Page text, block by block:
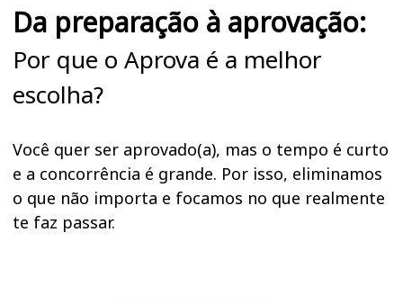
Da preparação à aprovação:
Por que o Aprova é a melhor
escolha?
Você quer ser aprovado(a), mas o tempo é curto
e a concorrência é grande. Por isso, eliminamos
o que não importa e focamos no que realmente
te faz passar.